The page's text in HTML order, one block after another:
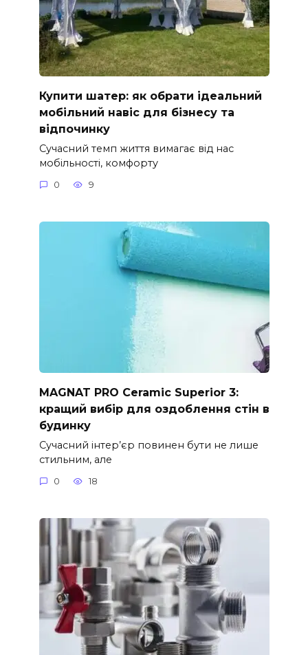
Купити шатер: як обрати ідеальний
мобільний навіс для бізнесу та
відпочинку
Сучасний темп життя вимагає від нас
мобільності, комфорту
0 9
MAGNAT PRO Ceramic Superior 3:
кращий вибір для оздоблення стін в
будинку
Сучасний інтер’єр повинен бути не лише
стильним, але
0 18